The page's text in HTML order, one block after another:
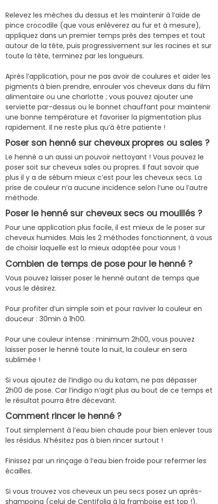
Relevez les mèches du dessus et les maintenir à l’aide de
pince crocodile (que vous enlèverez au fur et à mesure),
appliquez dans un premier temps près des tempes et tout
autour de la tête, puis progressivement sur les racines et sur
toute la tête, terminez par les longueurs.
Après l’application, pour ne pas avoir de coulures et aider les
pigments à bien prendre, enrouler vos cheveux dans du film
alimentaire ou une charlotte ; vous pouvez ajouter une
serviette par-dessus ou le bonnet chauffant pour maintenir
une bonne température et favoriser la pigmentation plus
rapidement. Il ne reste plus qu’à être patiente !
Poser son henné sur cheveux propres ou sales ?
Le henné a un aussi un pouvoir nettoyant ! Vous pouvez le
poser soit sur cheveux sales ou propres. Il faut savoir que
plus il y a de sébum mieux c’est pour les cheveux secs. La
prise de couleur n’a aucune incidence selon l’une ou l’autre
méthode.
Poser le henné sur cheveux secs ou mouillés ?
Pour une application plus facile, il est mieux de le poser sur
cheveux humides. Mais les 2 méthodes fonctionnent, à vous
de choisir laquelle est la mieux adaptée pour vous !
Combien de temps de pose pour le henné ?
Vous pouvez laisser poser le henné autant de temps que
vous le désirez.
Pour profiter d’un simple soin et pour raviver la couleur en
douceur : 30min à 1h00.
Pour une couleur intense : minimum 2h00, vous pouvez
laisser poser le henné toute la nuit, la couleur en sera
sublimée !
Si vous ajoutez de l’indigo ou du katam, ne pas dépasser
2h00 de pose. Car l’indigo n’agit plus au bout de ce temps et
le résultat pourra être décevant.
Comment rincer le henné ?
Tout simplement à l’eau bien chaude pour bien enlever tous
les résidus. N’hésitez pas à bien rincer surtout !
Finissez par un rinçage à l’eau bien froide pour refermer les
écailles.
Si vous trouvez vos cheveux un peu secs posez un après-
shampoing (celui de Centifolia à la framboise est top !).